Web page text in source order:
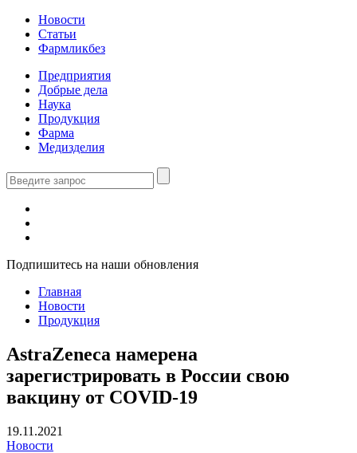
Новости
Статьи
Фармликбез
Предприятия
Добрые дела
Наука
Продукция
Фарма
Медизделия
Подпишитесь на наши обновления
Главная
Новости
Продукция
AstraZeneca намерена
зарегистрировать в России свою
вакцину от COVID-19
19.11.2021
Новости